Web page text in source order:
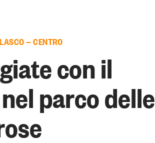
— CENTRO
con il
parco delle